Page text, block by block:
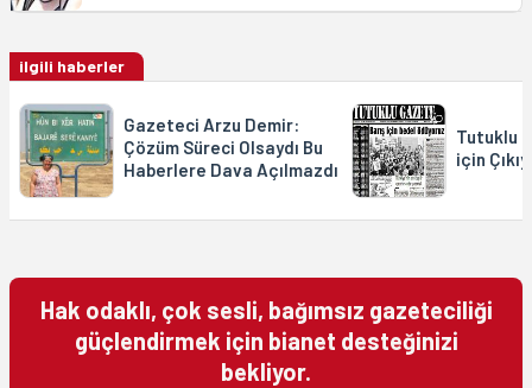
ilgili haberler
Gazeteci Arzu Demir:
Çözüm Süreci Olsaydı Bu
Haberlere Dava Açılmazdı
Tutuklu
için
Hak odaklı, çok sesli, bağımsız gazeteciliği
güçlendirmek için bianet desteğinizi
bekliyor.